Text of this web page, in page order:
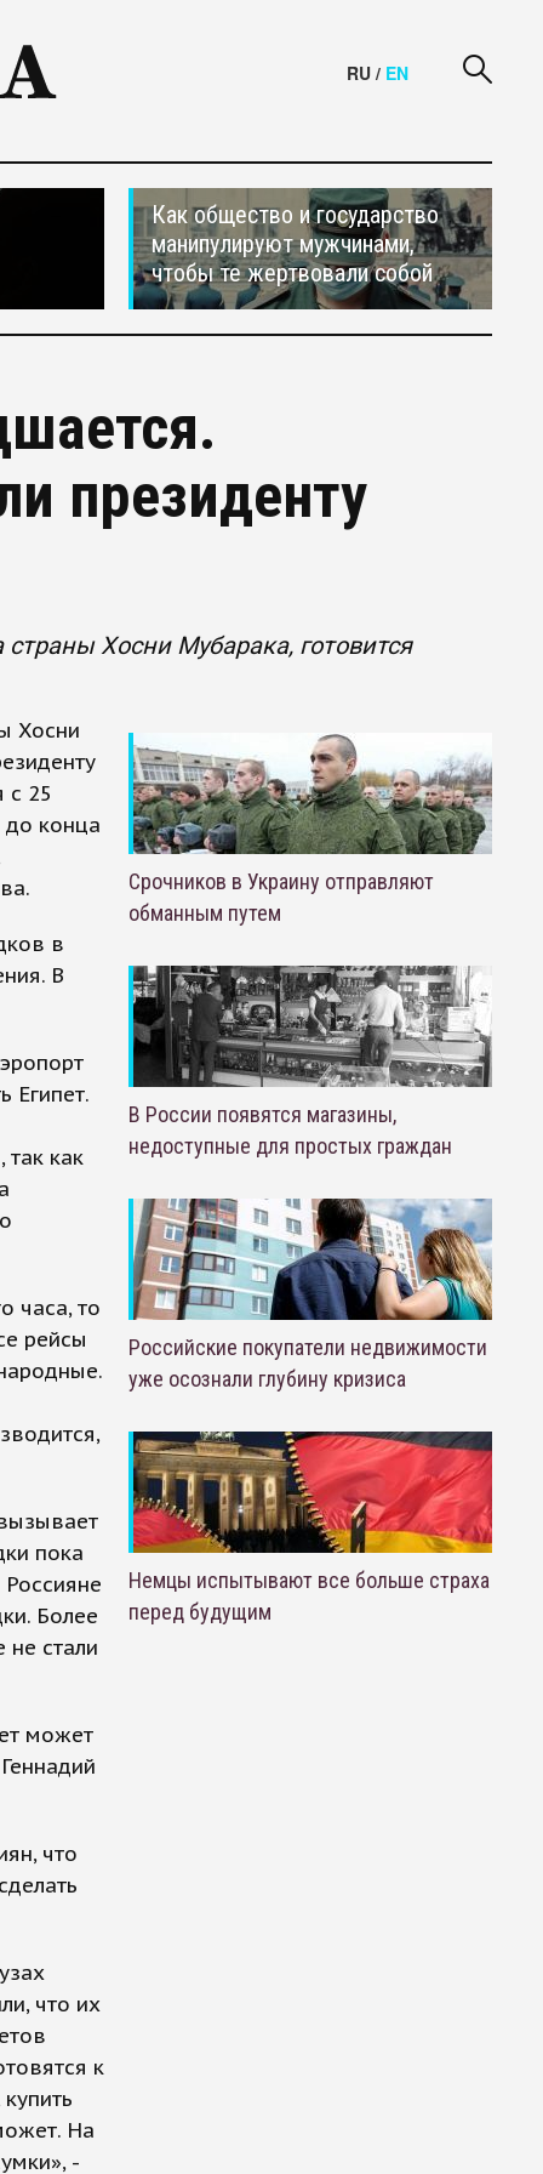
RU / EN
Как общество и государство
манипулируют мужчинами,
чтобы те жертвовали собой
президенту
Хосни Мубарака, готовится
Хосни
с 25
до конца
в
В
Египет.
как
часа, то
рейсы
пока
Более
стали
может
что
что их
к
На
-
Срочников в Украину отправляют
обманным путем
В России появятся магазины,
недоступные для простых граждан
Российские покупатели недвижимости
уже осознали глубину кризиса
Немцы испытывают все больше страха
перед будущим